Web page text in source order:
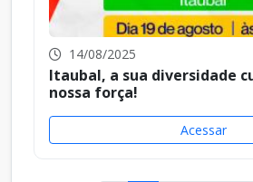
14/08/2025
Itaubal, a sua diversidade
nossa força!
Acessar